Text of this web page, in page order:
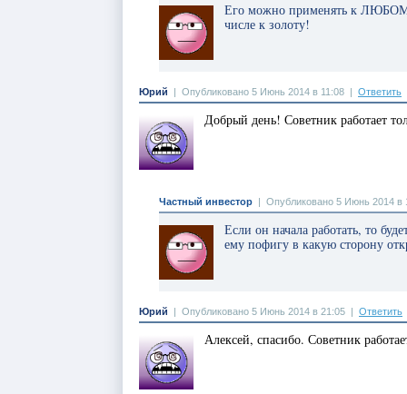
Его можно применять к ЛЮБОМУ
числе к золоту!
Юрий | Опубликовано 5 Июнь 2014 в 11:08 | Ответить
Добрый день! Советник работает
Частный инвестор | Опубликовано 5 Июнь 2014 в
Если он начала работать, то
ему пофигу в какую сторону
Юрий | Опубликовано 5 Июнь 2014 в 21:05 | Ответить
Алексей, спасибо. Советник